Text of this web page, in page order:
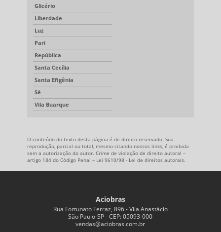
Glicério
Liberdade
Luz
Pari
República
Santa Cecília
Santa Efigênia
Sé
Vila Buarque
O conteúdo do texto desta página é de direito reservado. Sua
reprodução, parcial ou total, mesmo citando nossos links, é proibida
sem a autorização do autor. Crime de violação de direito autoral –
artigo 184 do Código Penal – Lei 9610/98 - Lei de direitos autorais.
Aciobras
Rua Fortunato Ferraz, 896 - Vila Anastácio
São Paulo-SP - CEP: 05093-000
vendas@aciobras.com.br